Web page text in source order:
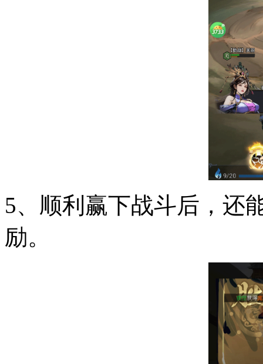
5、顺利赢下战斗后，还
励。